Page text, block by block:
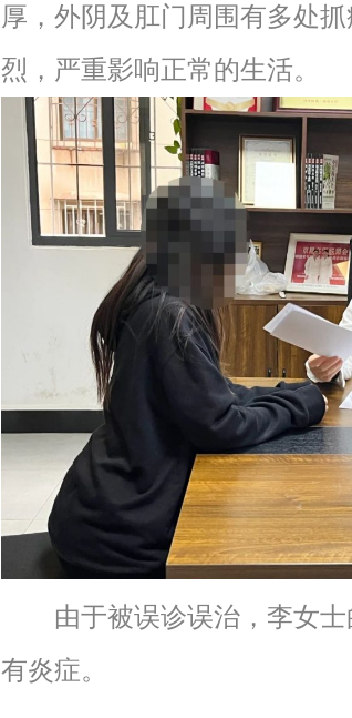
厚，外阴及肛门周围有多处
烈，严重影响正常的生活。
由于被误诊误治，李女士
有炎症。